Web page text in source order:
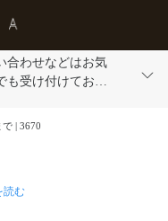
合わせなどはお気
も受け付けており
| 3670
読む